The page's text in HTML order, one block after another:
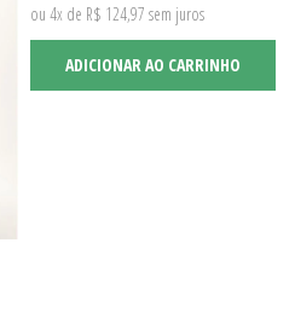
ou 4x de R$ 124,97 sem juros
ADICIONAR AO CARRINHO